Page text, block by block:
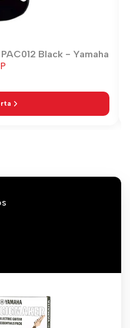
Black - Yamaha